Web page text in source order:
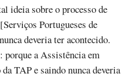
Portugueses de
deveria ter acontecido.
porque a Assistência em
TAP e saindo nunca deveria